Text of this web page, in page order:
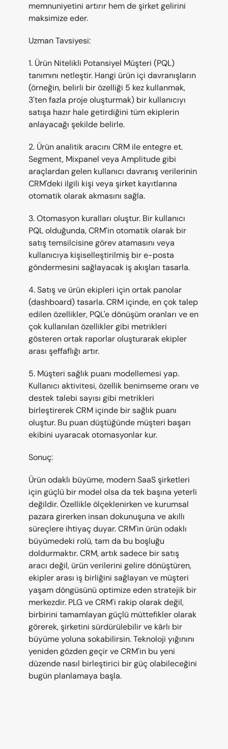
memnuniyetini artırır hem de şirket gelirini
maksimize eder.
Uzman Tavsiyesi:
1. Ürün Nitelikli Potansiyel Müşteri (PQL)
tanımını netleştir. Hangi ürün içi davranışların
(örneğin, belirli bir özelliği 5 kez kullanmak,
3'ten fazla proje oluşturmak) bir kullanıcıyı
satışa hazır hale getirdiğini tüm ekiplerin
anlayacağı şekilde belirle.
2. Ürün analitik aracını CRM ile entegre et.
Segment, Mixpanel veya Amplitude gibi
araçlardan gelen kullanıcı davranış verilerinin
CRM'deki ilgili kişi veya şirket kayıtlarına
otomatik olarak akmasını sağla.
3. Otomasyon kuralları oluştur. Bir kullanıcı
PQL olduğunda, CRM'in otomatik olarak bir
satış temsilcisine görev atamasını veya
kullanıcıya kişiselleştirilmiş bir e-posta
göndermesini sağlayacak iş akışları tasarla.
4. Satış ve ürün ekipleri için ortak panolar
(dashboard) tasarla. CRM içinde, en çok talep
edilen özellikler, PQL'e dönüşüm oranları ve en
çok kullanılan özellikler gibi metrikleri
gösteren ortak raporlar oluşturarak ekipler
arası şeffaflığı artır.
5. Müşteri sağlık puanı modellemesi yap.
Kullanıcı aktivitesi, özellik benimseme oranı ve
destek talebi sayısı gibi metrikleri
birleştirerek CRM içinde bir sağlık puanı
oluştur. Bu puan düştüğünde müşteri başarı
ekibini uyaracak otomasyonlar kur.
Sonuç:
Ürün odaklı büyüme, modern SaaS şirketleri
için güçlü bir model olsa da tek başına yeterli
değildir. Özellikle ölçeklenirken ve kurumsal
pazara girerken insan dokunuşuna ve akıllı
süreçlere ihtiyaç duyar. CRM'in ürün odaklı
büyümedeki rolü, tam da bu boşluğu
doldurmaktır. CRM, artık sadece bir satış
aracı değil, ürün verilerini gelire dönüştüren,
ekipler arası iş birliğini sağlayan ve müşteri
yaşam döngüsünü optimize eden stratejik bir
merkezdir. PLG ve CRM'i rakip olarak değil,
birbirini tamamlayan güçlü müttefikler olarak
görerek, şirketini sürdürülebilir ve kârlı bir
büyüme yoluna sokabilirsin. Teknoloji yığınını
yeniden gözden geçir ve CRM'in bu yeni
düzende nasıl birleştirici bir güç olabileceğini
bugün planlamaya başla.